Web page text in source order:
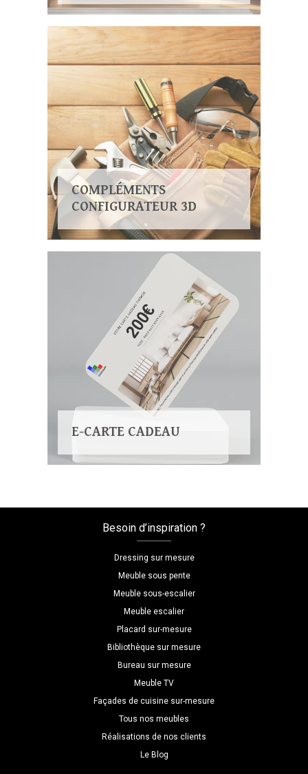
COMPLÉMENTS
CONFIGURATEUR 3D
E-CARTE CADEAU
Besoin d’inspiration ?
Dressing sur mesure
Meuble sous pente
Meuble sous-escalier
Meuble escalier
Placard sur-mesure
Bibliothèque sur mesure
Bureau sur mesure
Meuble TV
Façades de cuisine sur-mesure
Tous nos meubles
Réalisations de nos clients
Le Blog